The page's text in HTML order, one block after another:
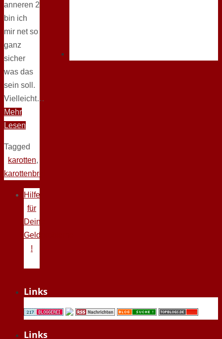
anneren 2
bin ich
mir net so
ganz
sicher
was das
sein soll.
Vielleicht…
Mehr
Lesen
Tagged
karotten,
karottenbrei
Hilfe
für
Deine
Geldprobleme
!
Links
Links